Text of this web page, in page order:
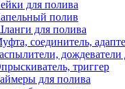
для полива
полив
для полива
соединитель,
дождеватели
триггер
для полива